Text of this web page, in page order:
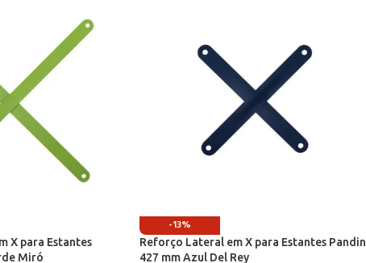
X para Estantes
Miró
-13%
Reforço Lateral em X para Estantes Pandin
427 mm Azul Del Rey